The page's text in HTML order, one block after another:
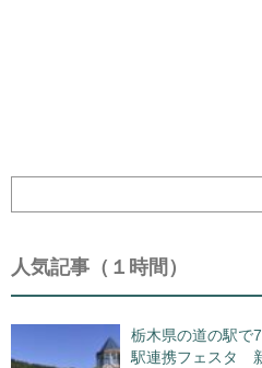
索
人気記事（１時間）
栃木県の道の駅で
駅連携フェスタ